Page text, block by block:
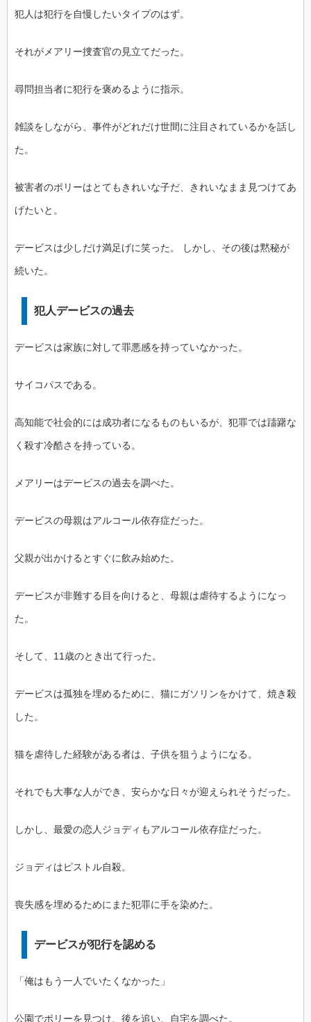
犯人は犯行を自慢したいタイプのはず。
それがメアリー捜査官の見立てだった。
尋問担当者に犯行を褒めるように指示。
雑談をしながら、事件がどれだけ世間に注目されているかを話し
た。
被害者のポリーはとてもきれいな子だ、きれいなまま見つけてあ
げたいと。
デービスは少しだけ満足げに笑った。 しかし、その後は黙秘が
続いた。
犯人デービスの過去
デービスは家族に対して罪悪感を持っていなかった。
サイコパスである。
高知能で社会的には成功者になるものもいるが、犯罪では躊躇な
く殺す冷酷さを持っている。
メアリーはデービスの過去を調べた。
デービスの母親はアルコール依存症だった。
父親が出かけるとすぐに飲み始めた。
デービスが非難する目を向けると、母親は虐待するようになっ
た。
そして、11歳のとき出て行った。
デービスは孤独を埋めるために、猫にガソリンをかけて、焼き殺
した。
猫を虐待した経験がある者は、子供を狙うようになる。
それでも大事な人ができ、安らかな日々が迎えられそうだった。
しかし、最愛の恋人ジョディもアルコール依存症だった。
ジョディはピストル自殺。
喪失感を埋めるためにまた犯罪に手を染めた。
デービスが犯行を認める
「俺はもう一人でいたくなかった」
公園でポリーを見つけ、後を追い、自宅を調べた。